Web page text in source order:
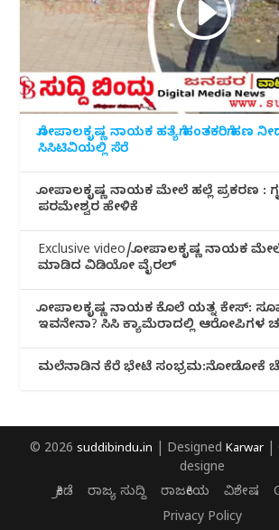
ಗೋಪಾಲಕೃಷ್ಣ ನಾಯಕ ಹತ್ಯೆಗೆ ಹಂತಕರಿಗೆ ಹಣ
ಸಿಸಿಟಿವಿಯಲ್ಲಿ ಸೆರೆ
ಗೋಪಾಲಕೃಷ್ಣ ನಾಯಕ ಮೇಲೆ ಹಲ್ಲೆ ಪ್ರಕರಣ :
ಪರಮೇಶ್ವರ ಹೇಳಿಕೆ
Exclusive video/ಗೋಪಾಲಕೃಷ್ಣ ನಾಯಕ
ಮಾಡಿದ ವಿಡಿಯೋ ವೈರಲ್
ಗೋಪಾಲಕೃಷ್ಣ ನಾಯಕ ಕೊಲೆ ಯತ್ನ ಕೇಸ್:
ಇವನೇನಾ? ಸಿಸಿ ಕ್ಯಾಮೆರಾದಲ್ಲಿ ಆರೋಪಿಗಳ
ಮಲೆನಾಡಿ‌ನ ಕೆರೆ ಭೇಟೆ ಸಂಭ್ರಮ:ನೋಡೋಕೆ
© 2026 suddibindu.in | Designed Karwar |
designe
ಕ್ರೀಡೆ
ರಾಜ್ಯ ಸುದ್ದಿ ರಾಜಕೀಯ ವಿಶೇಷ
Privacy Policy